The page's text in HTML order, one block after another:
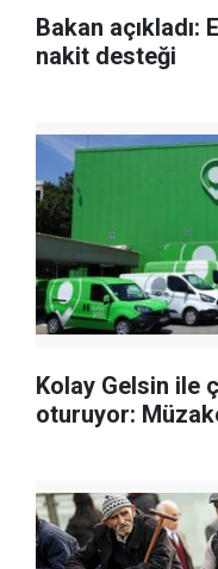
Bakan açıkladı:
nakit desteği
Kolay Gelsin ile
oturuyor: